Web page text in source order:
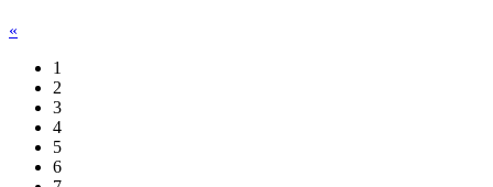
«
1
2
3
4
5
6